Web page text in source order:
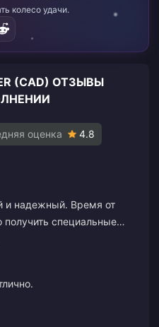
колесо удачи.
(CAD) ОТЗЫВЫ
оценка 4.8
и надежный. Время от
специальные